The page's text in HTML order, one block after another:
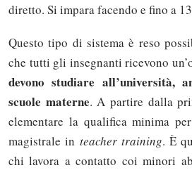
diretto. Si impara facendo e fino a
Que­sto ti­po di si­ste­ma è re­so
che tut­ti gli in­se­gnan­ti ri­ce­vo­no
de­vo­no stu­dia­re al­l’u­ni­ver­si­tà,
scuo­le ma­ter­ne. A par­ti­re dal­la
ele­men­ta­re la qua­li­fi­ca mi­ni­ma
magistrale in teacher training. È
chi la­vo­ra a con­tat­to coi mi­no­ri